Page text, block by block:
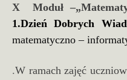
X Moduł
1.Dzień Dobrych
matematyczno –
.W ramach zajęć